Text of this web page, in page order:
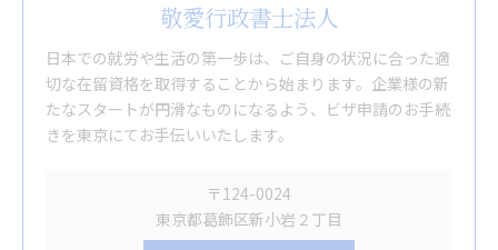
敬愛行政書士法人
日本での就労や生活の第一歩は、ご自身の状況に合った適
切な在留資格を取得することから始まります。企業様の新
たなスタートが円滑なものになるよう、ビザ申請のお手続
きを東京にてお手伝いいたします。
〒124-0024
東京都葛飾区新小岩２丁目